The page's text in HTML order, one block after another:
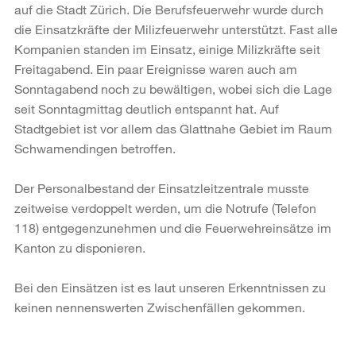
auf die Stadt Zürich. Die Berufsfeuerwehr wurde durch
die Einsatzkräfte der Milizfeuerwehr unterstützt. Fast alle
Kompanien standen im Einsatz, einige Milizkräfte seit
Freitagabend. Ein paar Ereignisse waren auch am
Sonntagabend noch zu bewältigen, wobei sich die Lage
seit Sonntagmittag deutlich entspannt hat. Auf
Stadtgebiet ist vor allem das Glattnahe Gebiet im Raum
Schwamendingen betroffen.
Der Personalbestand der Einsatzleitzentrale musste
zeitweise verdoppelt werden, um die Notrufe (Telefon
118) entgegenzunehmen und die Feuerwehreinsätze im
Kanton zu disponieren.
Bei den Einsätzen ist es laut unseren Erkenntnissen zu
keinen nennenswerten Zwischenfällen gekommen.